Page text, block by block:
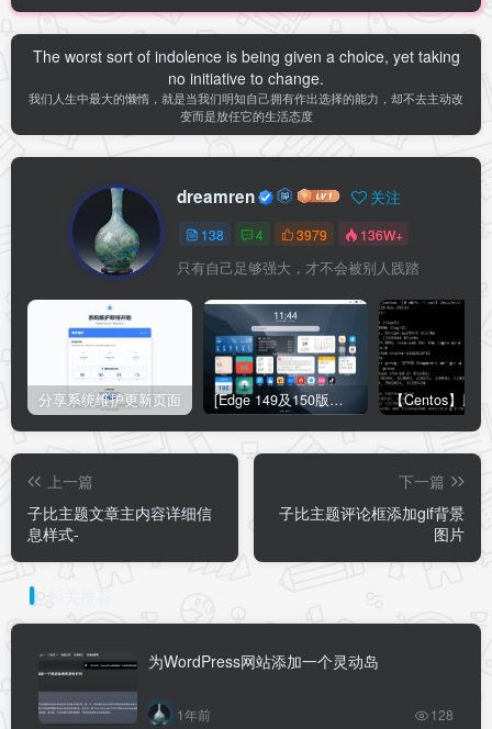
The worst sort of indolence is being given a choice, yet taking
no initiative to change.
我们人生中最大的懒惰，就是当我们明知自己拥有作出选择的能力，却不去主动改
变而是放任它的生活态度
dreamren 关注
138 4 3979 136W+
只有自己足够强大，才不会被别人践踏
分享系统维护更新页面 [Edge 149及150版本适用]怎么禁用Edge浏览器的圆角设计？Edge浏览器关闭圆角设计教程
上一篇
子比主题文章主内容详细信
息样式-
下一篇
子比主题评论框添加gif背景
图片
为WordPress网站添加一个灵动岛
1年前 128